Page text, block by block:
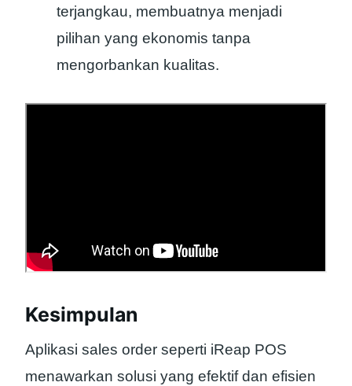
terjangkau, membuatnya menjadi
pilihan yang ekonomis tanpa
mengorbankan kualitas.
Kesimpulan
Aplikasi sales order seperti iReap POS
menawarkan solusi yang efektif dan efisien